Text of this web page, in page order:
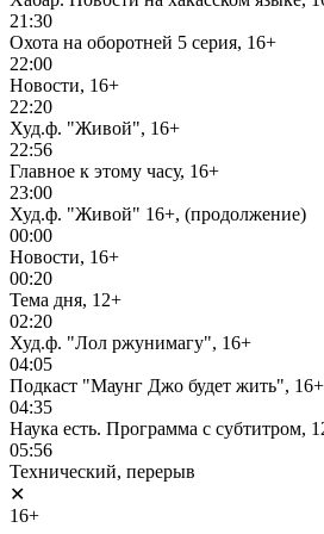
21:30
Охота на оборотней 5 серия, 16+
22:00
Новости, 16+
22:20
Худ.ф. "Живой", 16+
22:56
Главное к этому часу, 16+
23:00
Худ.ф. "Живой" 16+, (продолжение)
00:00
Новости, 16+
00:20
Тема дня, 12+
02:20
Худ.ф. "Лол ржунимагу", 16+
04:05
Подкаст "Маунг Джо будет жить", 16+
04:35
Наука есть. Программа с субтитром,
05:56
Технический, перерыв
✕
16+